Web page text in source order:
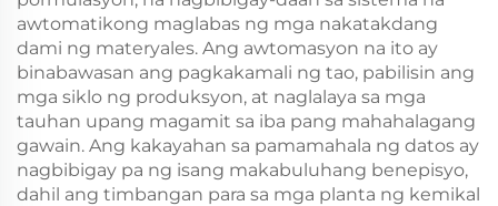
awtomatikong maglabas ng mga nakatakdang
dami ng materyales. Ang awtomasyon na ito ay
binabawasan ang pagkakamali ng tao, pabilisin ang
mga siklo ng produksyon, at naglalaya sa mga
tauhan upang magamit sa iba pang mahahalagang
gawain. Ang kakayahan sa pamamahala ng datos ay
nagbibigay pa ng isang makabuluhang benepisyo,
dahil ang timbangan para sa mga planta ng kemikal